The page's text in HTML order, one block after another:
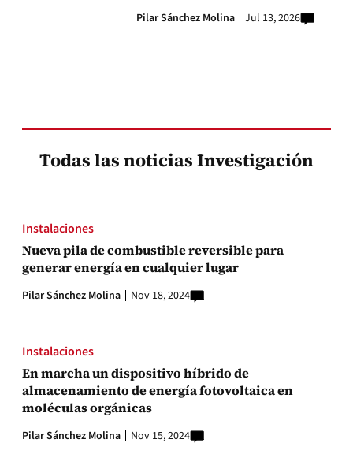
Pilar Sánchez Molina Jul 13, 2026
Todas las noticias Investigación
Instalaciones
Nueva pila de combustible reversible para
generar energía en cualquier lugar
Pilar Sánchez Molina Nov 18, 2024
Instalaciones
En marcha un dispositivo híbrido de
almacenamiento de energía fotovoltaica en
moléculas orgánicas
Pilar Sánchez Molina Nov 15, 2024